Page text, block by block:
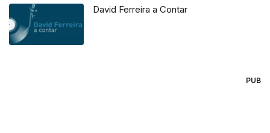
David Ferreira a Contar
PUB